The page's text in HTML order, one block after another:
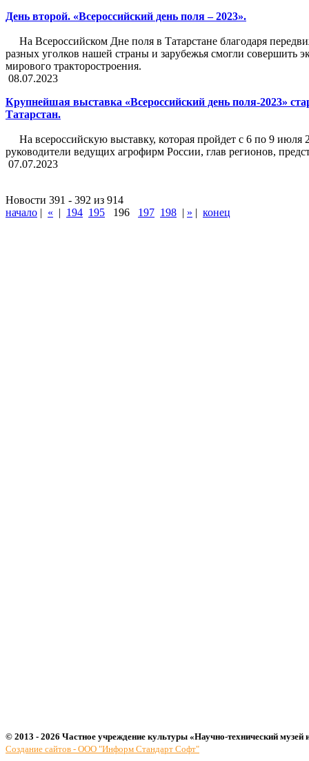
День второй. «Всероссийский день поля – 2023».
На Всероссийском Дне поля в Татарстане благодаря
разных уголков нашей страны и зарубежья смогли совершить
мирового тракторостроения.
08.07.2023
Крупнейшая выставка «Всероссийский день поля-2023»
Татарстан.
На всероссийскую выставку, которая пройдет с 6 по 9 июля
руководители ведущих агрофирм России, глав регионов,
07.07.2023
Новости 391 - 392 из 914
начало | « | 194 195 196 197 198 | » | конец
© 2013 - 2026 Частное учреждение культуры «Научно-технический музей
Создание сайтов - ООО "Информ Стандарт Софт"